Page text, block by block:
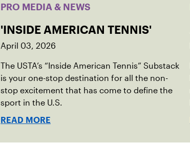
PRO MEDIA & NEWS
'INSIDE AMERICAN TENNIS'
April 03, 2026
The USTA’s “Inside American Tennis” Substack
is your one-stop destination for all the non-
stop excitement that has come to define the
sport in the U.S.
READ MORE